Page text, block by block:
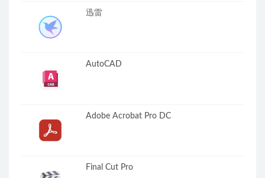
迅雷
AutoCAD
Adobe Acrobat Pro DC
Final Cut Pro